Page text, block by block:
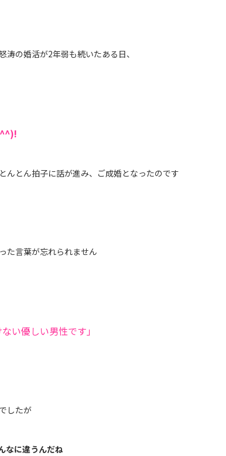
涛の婚活が2年弱も続いたある日、
んとん拍子に話が進み、ご成婚となったのです
た言葉が忘れられません
い優しい男性です」
したが
なに違うんだね